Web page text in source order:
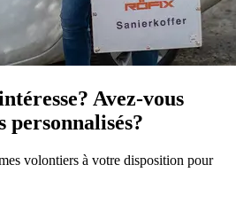
Avez-vous
personnalisés?
volontiers à votre disposition pour